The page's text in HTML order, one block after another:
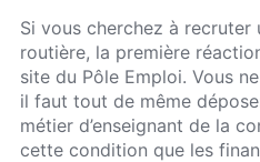
Si vous cherchez à
routière, la première
site du Pôle Emploi. Vous
il faut tout de même
métier d’enseignant de la
cette condition que les